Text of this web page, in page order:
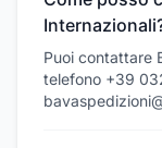
Puoi contattare
telefono +39